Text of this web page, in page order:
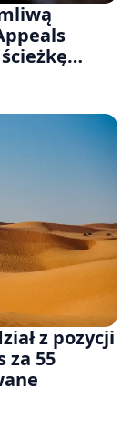
z pozycji
za 55